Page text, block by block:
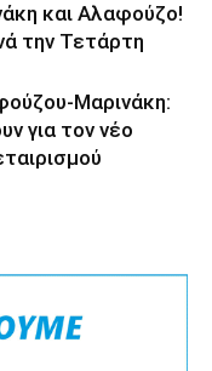
και Αλαφούζο!
την Τετάρτη
Μαρινάκη:
για τον νέο